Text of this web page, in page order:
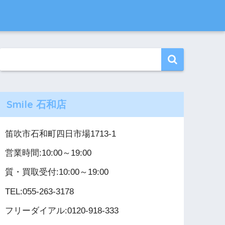
Smile 石和店
笛吹市石和町四日市場1713-1
営業時間:10:00～19:00
質・買取受付:10:00～19:00
TEL:055-263-3178
フリーダイアル:0120-918-333